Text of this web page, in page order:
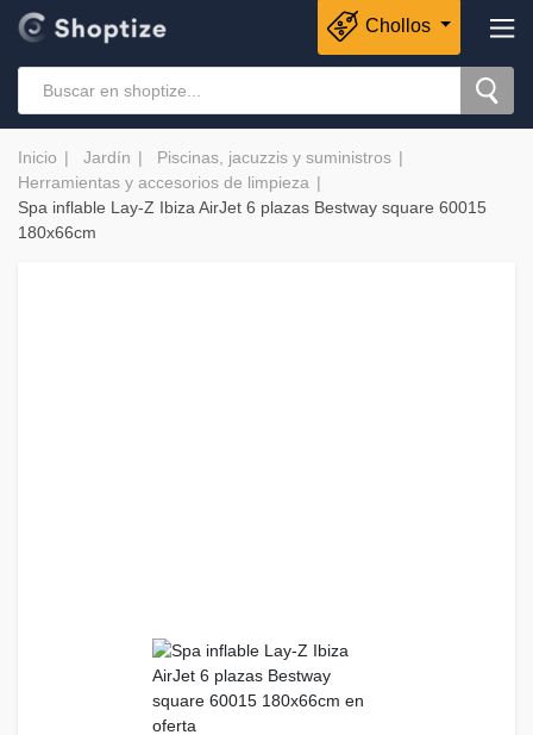
Chollos
Inicio Jardín
Piscinas, jacuzzis y suministros
Herramientas y accesorios de limpieza
Spa inflable Lay-Z Ibiza AirJet 6 plazas Bestway square 60015
180x66cm